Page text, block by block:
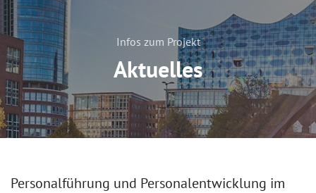
Infos zum Projekt
Aktuelles
Personalführung und Personalentwicklung im